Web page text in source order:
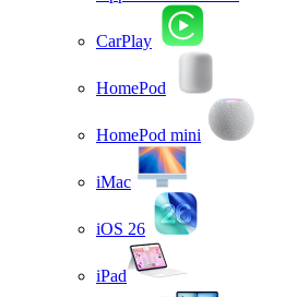
CarPlay
HomePod
HomePod mini
iMac
iOS 26
iPad